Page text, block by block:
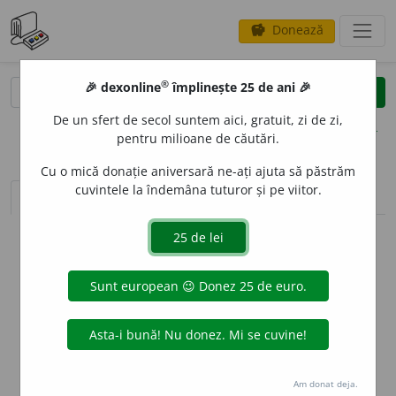
savings Donează
clear
opțiuni
sinteza definițiilor (1) definiții (1) declinări
info
Aceste definiții sunt compilate de
echipa dexonline. Definițiile
originale se află pe filadefiniții.
preferințe
🎉 dexonline® împlinește 25 de ani 🎉
De un sfert de secol suntem aici, gratuit, zi de zi,
pentru milioane de căutări.
Cu o mică donație aniversară ne-ați ajuta să păstrăm
cuvintele la îndemâna tuturor și pe viitor.
Am donat deja.